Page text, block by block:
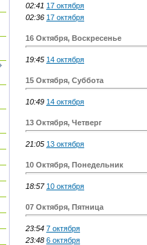
02:41 17 октября
02:36 17 октября
16 Октября, Воскресенье
19:45 14 октября
15 Октября, Суббота
10:49 14 октября
13 Октября, Четверг
21:05 13 октября
10 Октября, Понедельник
18:57 10 октября
07 Октября, Пятница
23:54 7 октября
23:48 6 октября